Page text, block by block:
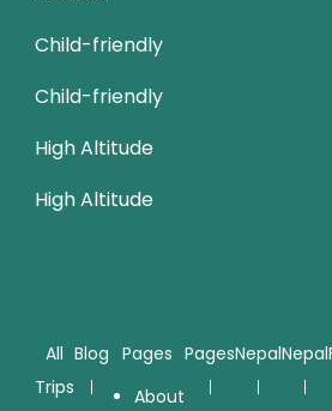
Child-friendly
Child-friendly
High Altitude
High Altitude
All
Trips
Blog Pages
About
PagesNepalNepal